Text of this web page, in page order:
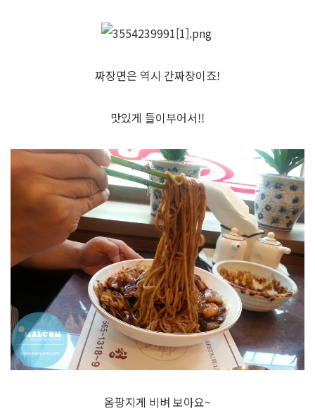
짜장면은 역시 간짜장이죠!
맛있게 들이부어서!!
옴팡지게 비벼 보아요~